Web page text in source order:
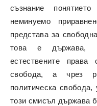
съзнание
неминуемо
представа за
това е държава,
естествените
свобода, а чрез
политическа
този смисъл държава